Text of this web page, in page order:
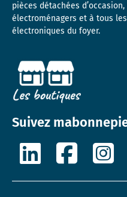
pièces détachées
électroménagers et à tous
électroniques du foyer.
Suivez